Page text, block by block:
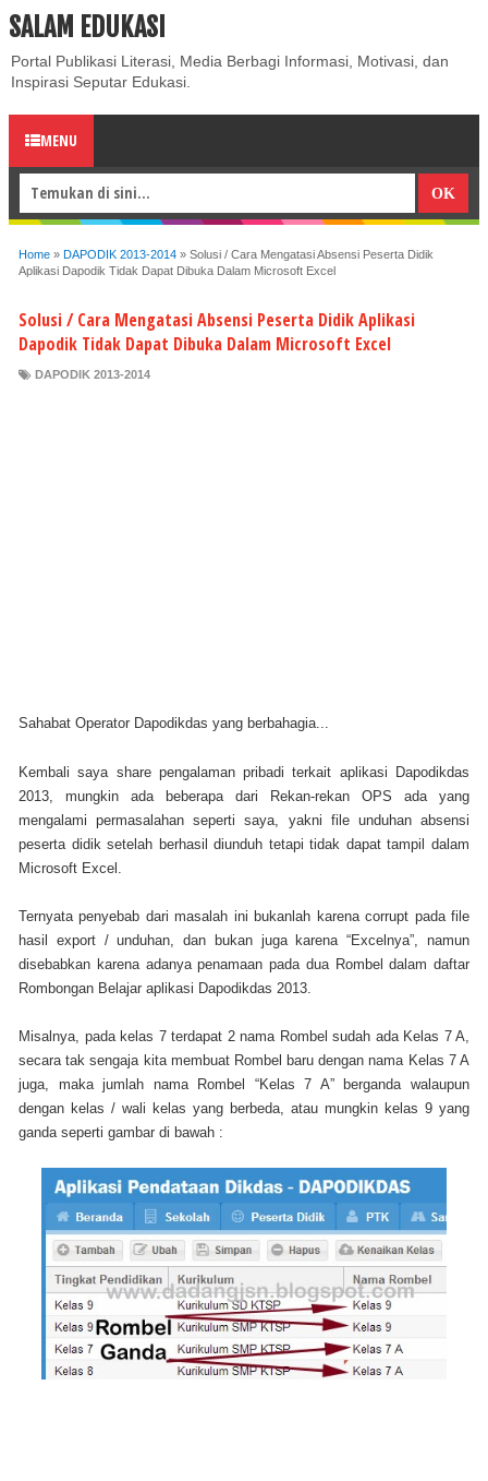
ABOUT CONTACT US
SALAM EDUKASI
Portal Publikasi Literasi, Media Berbagi Informasi, Motivasi, dan
Inspirasi Seputar Edukasi.
MENU
Home » DAPODIK 2013-2014 » Solusi / Cara Mengatasi Absensi Peserta Didik
Aplikasi Dapodik Tidak Dapat Dibuka Dalam Microsoft Excel
Solusi / Cara Mengatasi Absensi Peserta Didik Aplikasi
Dapodik Tidak Dapat Dibuka Dalam Microsoft Excel
DAPODIK 2013-2014
Sahabat Operator Dapodikdas yang berbahagia...
Kembali saya share pengalaman pribadi terkait aplikasi Dapodikdas
2013, mungkin ada beberapa dari Rekan-rekan OPS ada yang
mengalami permasalahan seperti saya, yakni file unduhan absensi
peserta didik setelah berhasil diunduh tetapi tidak dapat tampil dalam
Microsoft Excel.
Ternyata penyebab dari masalah ini bukanlah karena corrupt pada file
hasil export / unduhan, dan bukan juga karena “Excelnya”, namun
disebabkan karena adanya penamaan pada dua Rombel dalam daftar
Rombongan Belajar aplikasi Dapodikdas 2013.
Misalnya, pada kelas 7 terdapat 2 nama Rombel sudah ada Kelas 7 A,
secara tak sengaja kita membuat Rombel baru dengan nama Kelas 7 A
juga, maka jumlah nama Rombel “Kelas 7 A” berganda walaupun
dengan kelas / wali kelas yang berbeda, atau mungkin kelas 9 yang
ganda seperti gambar di bawah :